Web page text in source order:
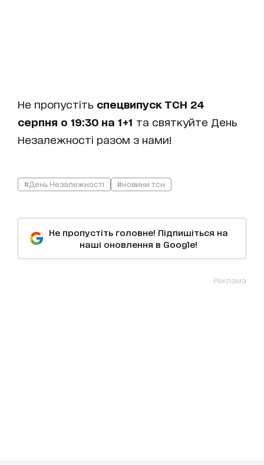
Не пропустіть спецвипуск ТСН 24
серпня о 19:30 на 1+1 та святкуйте День
Незалежності разом з нами!
#День Незалежності #новини тсн
Не пропустіть головне! Підпишіться на
наші оновлення в Google!
Реклама